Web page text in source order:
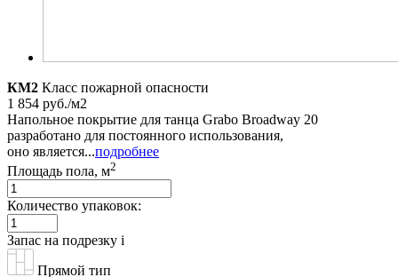
КМ2 Класс пожарной опасности
1 854 руб./м2
Напольное покрытие для танца Grabo Broadway 20
разработано для постоянного использования,
оно является...подробнее
Площадь пола, м2
Количество упаковок:
Запас на подрезку i
Прямой тип